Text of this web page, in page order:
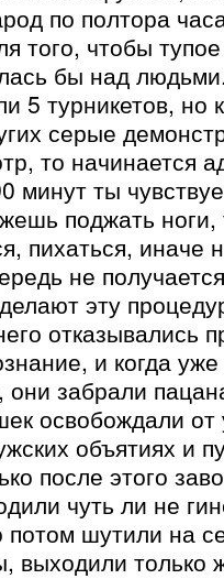
по полтора
того, чтобы
бы над
5 турникетов, но
серые
то начинается
минут ты
поджать ноги,
пихаться, иначе
не
эту
отказывались
и когда
забрали
освобождали от
объятиях и
после этого
чуть ли не
потом шутили на
выходили только